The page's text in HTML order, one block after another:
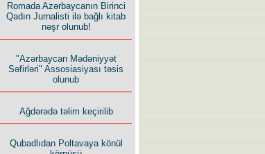
Romada Azərbaycanın Birinci
Qadın Jurnalisti ilə bağlı kitab
nəşr olunub!
"Azərbaycan Mədəniyyət
Səfirləri" Assosiasiyası təsis
olunub
Ağdərədə təlim keçirilib
Qubadlıdan Poltavaya könül